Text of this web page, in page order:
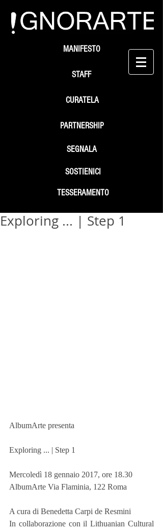
STAFF
SEGNALA
SOSTIENICI
MANIFESTO
PARTNERSHIP
TESSERAMENTO
CURATELA
Exploring ... | Step 1
AlbumArte presenta
Exploring ... | Step 1
Mercoledì 18 gennaio 2017, ore 18.30
AlbumArte Via Flaminia, 122 Roma
A cura di Benedetta Carpi de Resmini
In collaborazione con il Lithuanian Cultural